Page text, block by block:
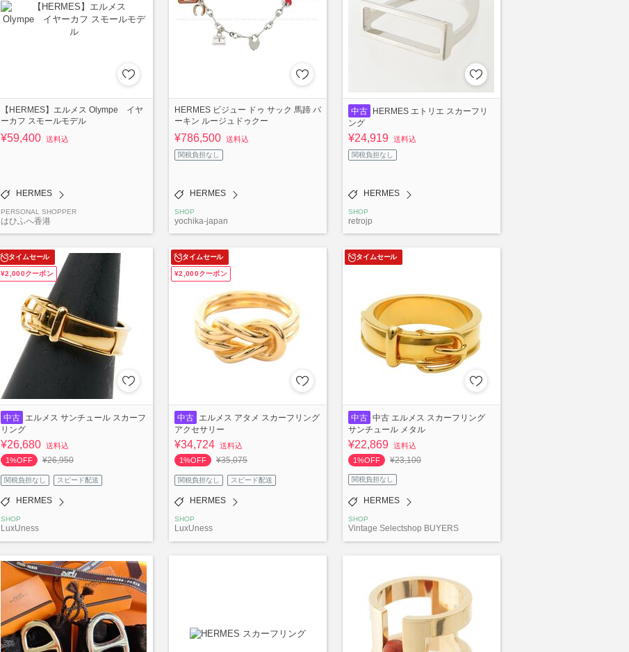
【HERMES】エルメス Olympe イヤ
ーカフ スモールモデル
¥59,400 送料込
HERMES
PERSONAL SHOPPER
はひふへ香港
HERMES ビジュー ドゥ サック 馬蹄 バ
ーキン ルージュドゥクー
¥786,500 送料込
関税負担なし
HERMES
SHOP
yochika-japan
中古
HERMES エトリエ スカーフリ
ング
¥24,919 送料込
関税負担なし
HERMES
SHOP
retrojp
タイムセール
¥2,000クーポン
中古
エルメス サンチュール スカーフ
リング
¥26,680 送料込
1%OFF
¥26,950
関税負担なし スピード配送
HERMES
SHOP
LuxUness
タイムセール
¥2,000クーポン
中古
エルメス アタメ スカーフリング
アクセサリー
¥34,724 送料込
1%OFF
¥35,075
関税負担なし スピード配送
HERMES
SHOP
LuxUness
タイムセール
中古 中古 エルメス スカーフリング
サンチュール メタル
¥22,869 送料込
1%OFF
¥23,100
関税負担なし
HERMES
SHOP
Vintage Selectshop BUYERS